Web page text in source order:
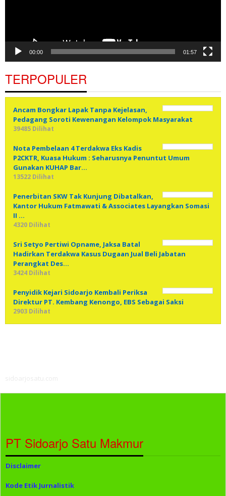
00:00 01:57
TERPOPULER
Ancam Bongkar Lapak Tanpa Kejelasan,
Pedagang Soroti Kewenangan Kelompok Masyarakat
39485 Dilihat
Nota Pembelaan 4 Terdakwa Eks Kadis
P2CKTR, Kuasa Hukum : Seharusnya Penuntut Umum
Gunakan KUHAP Bar…
13522 Dilihat
Penerbitan SKW Tak Kunjung Dibatalkan,
Kantor Hukum Fatmawati & Associates Layangkan Somasi
II …
4320 Dilihat
Sri Setyo Pertiwi Opname, Jaksa Batal
Hadirkan Terdakwa Kasus Dugaan Jual Beli Jabatan
Perangkat Des…
3424 Dilihat
Penyidik Kejari Sidoarjo Kembali Periksa
Direktur PT. Kembang Kenongo, EBS Sebagai Saksi
2903 Dilihat
PT Sidoarjo Satu Makmur
Disclaimer
Kode Etik Jurnalistik